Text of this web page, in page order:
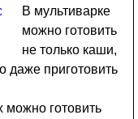
В мультиварке
можно готовить
не только каши,
даже приготовить
можно готовить